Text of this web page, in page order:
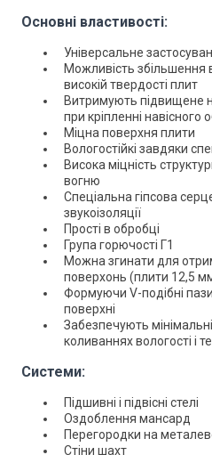
Основні властивості:
Універсальне
Можливість збільшення
високій твердості плит
Витримують підвищене
при кріпленні навісного
Міцна поверхня плити
Вологостійкі завдяки
Висока міцність
вогню
Спеціальна гіпсова
звукоізоляції
Прості в обробці
Група горючості Г1
Можна згинати для
поверхонь (плити 12,5
Формуючи V-подібні
поверхні
Забезпечують
коливаннях вологості і
Системи:
Підшивні і підвісні стелі
Оздоблення мансард
Перегородки на
Стіни шахт